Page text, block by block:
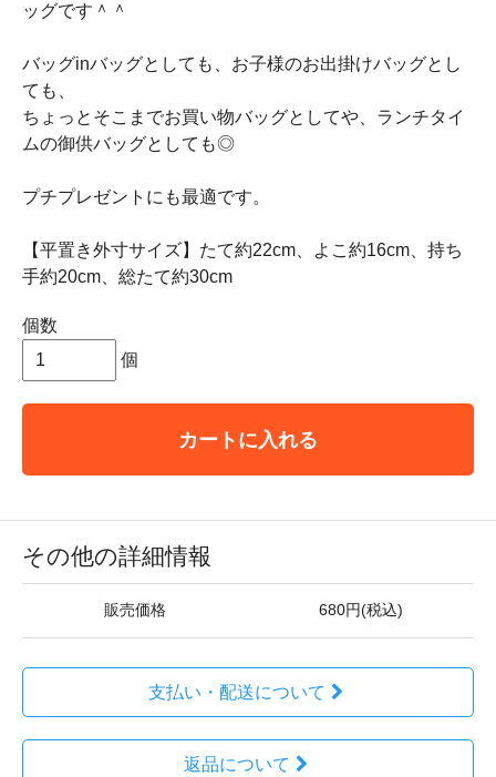
ッグです＾＾
バッグinバッグとしても、お子様のお出掛けバッグとし
ても、
ちょっとそこまでお買い物バッグとしてや、ランチタイ
ムの御供バッグとしても◎
プチプレゼントにも最適です。
【平置き外寸サイズ】たて約22cm、よこ約16cm、持ち
手約20cm、総たて約30cm
個数
個
カートに入れる
その他の詳細情報
販売価格 680円(税込)
支払い・配送について
返品について